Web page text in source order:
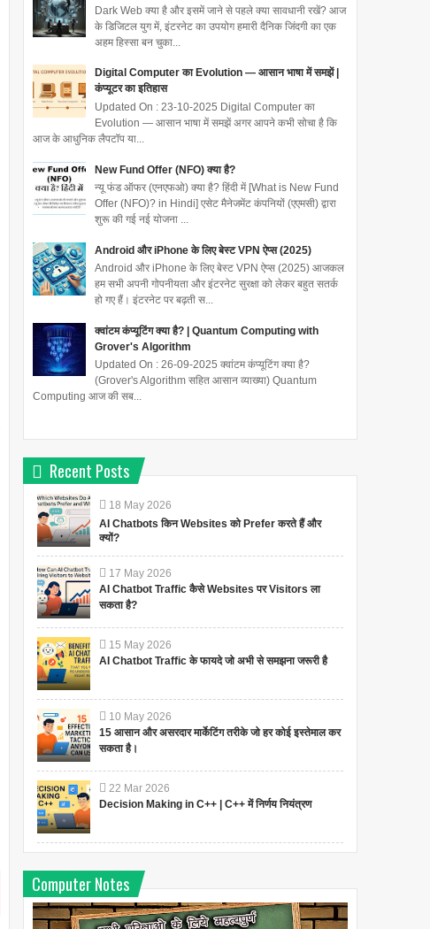
Dark Web क्या है और इसमें जाने से पहले क्या सावधानी रखें? आज
के डिजिटल युग में, इंटरनेट का उपयोग हमारी दैनिक जिंदगी का एक
अहम हिस्सा बन चुका...
Digital Computer का Evolution — आसान भाषा में समझें |
कंप्यूटर का इतिहास
Updated On : 23-10-2025 Digital Computer का
Evolution — आसान भाषा में समझें अगर आपने कभी सोचा है कि
आज के आधुनिक लैपटॉप या...
New Fund Offer (NFO) क्या है?
न्यू फंड ऑफर (एनएफओ) क्या है? हिंदी में [What is New Fund
Offer (NFO)? in Hindi] एसेट मैनेजमेंट कंपनियों (एएमसी) द्वारा
शुरू की गई नई योजना ...
Android और iPhone के लिए बेस्ट VPN ऐप्स (2025)
Android और iPhone के लिए बेस्ट VPN ऐप्स (2025) आजकल
हम सभी अपनी गोपनीयता और इंटरनेट सुरक्षा को लेकर बहुत सतर्क
हो गए हैं। इंटरनेट पर बढ़ती स...
क्वांटम कंप्यूटिंग क्या है? | Quantum Computing with
Grover's Algorithm
Updated On : 26-09-2025 क्वांटम कंप्यूटिंग क्या है?
(Grover's Algorithm सहित आसान व्याख्या) Quantum
Computing आज की सब...
Recent Posts
18 May 2026
AI Chatbots किन Websites को Prefer करते हैं और
क्यों?
17 May 2026
AI Chatbot Traffic कैसे Websites पर Visitors ला
सकता है?
15 May 2026
AI Chatbot Traffic के फायदे जो अभी से समझना जरूरी है
10 May 2026
15 आसान और असरदार मार्केटिंग तरीके जो हर कोई इस्तेमाल कर
सकता है।
22 Mar 2026
Decision Making in C++ | C++ में निर्णय नियंत्रण
Computer Notes